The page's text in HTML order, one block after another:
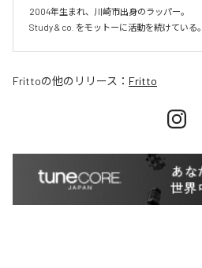
2004年生まれ、川崎市出身のラッパー。
Study & co. をモットーに活動を続けている。
Frittoの他のリリース： Fritto